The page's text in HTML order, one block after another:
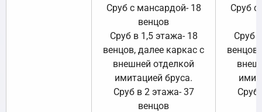
Сруб с мансардой- 18
венцов
Сруб в 1,5 этажа- 18
венцов, далее каркас с
внешней отделкой
имитацией бруса.
Сруб в 2 этажа- 37
венцов
Сруб с
Сруб
Сруб